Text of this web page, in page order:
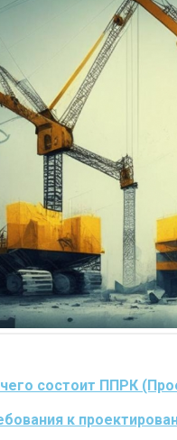
состоит ППРК
к